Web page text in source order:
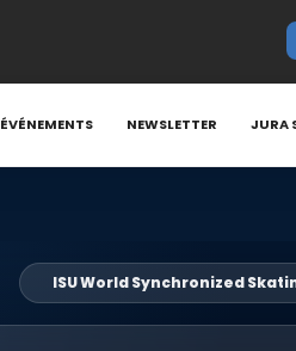
ÉVÉNEMENTS NEWSLETTER JURA
ISU World Synchronized